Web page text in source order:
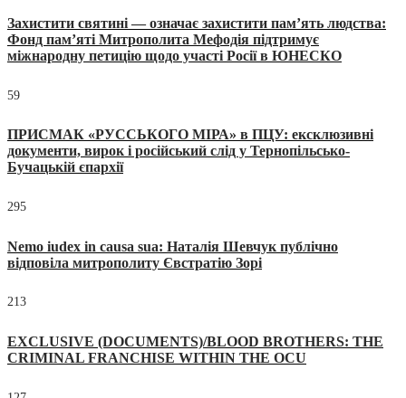
Захистити святині — означає захистити пам’ять людства:
Фонд пам’яті Митрополита Мефодія підтримує
міжнародну петицію щодо участі Росії в ЮНЕСКО
59
ПРИСМАК «РУССЬКОГО МІРА» в ПЦУ: ексклюзивні
документи, вирок і російський слід у Тернопільсько-
Бучацькій єпархії
295
Nemo iudex in causa sua: Наталія Шевчук публічно
відповіла митрополиту Євстратію Зорі
213
EXCLUSIVE (DOCUMENTS)/BLOOD BROTHERS: THE
CRIMINAL FRANCHISE WITHIN THE OCU